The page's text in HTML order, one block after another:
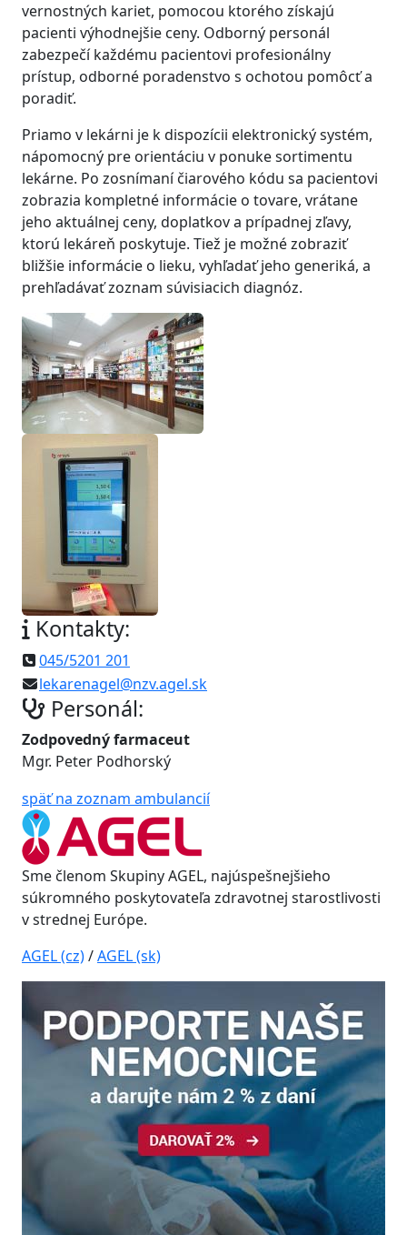
vernostných kariet, pomocou ktorého získajú
pacienti výhodnejšie ceny. Odborný personál
zabezpečí každému pacientovi profesionálny
prístup, odborné poradenstvo s ochotou pomôcť a
poradiť.
Priamo v lekárni je k dispozícii elektronický systém,
nápomocný pre orientáciu v ponuke sortimentu
lekárne. Po zosnímaní čiarového kódu sa pacientovi
zobrazia kompletné informácie o tovare, vrátane
jeho aktuálnej ceny, doplatkov a prípadnej zľavy,
ktorú lekáreň poskytuje. Tiež je možné zobraziť
bližšie informácie o lieku, vyhľadať jeho generiká, a
prehľadávať zoznam súvisiacich diagnóz.
Kontakty:
045/5201 201
lekarenagel@nzv.agel.sk
Personál:
Zodpovedný farmaceut
Mgr. Peter Podhorský
späť na zoznam ambulancií
Sme členom Skupiny AGEL, najúspešnejšieho
súkromného poskytovateľa zdravotnej starostlivosti
v strednej Európe.
AGEL (cz)/AGEL (sk)